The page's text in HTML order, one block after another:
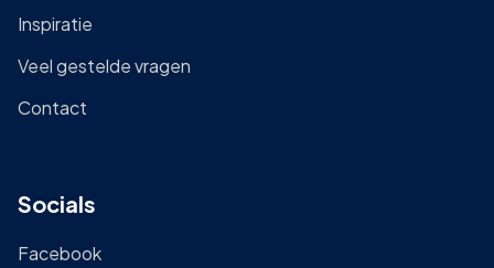
Inspiratie
Veel gestelde vragen
Contact
Socials
Facebook